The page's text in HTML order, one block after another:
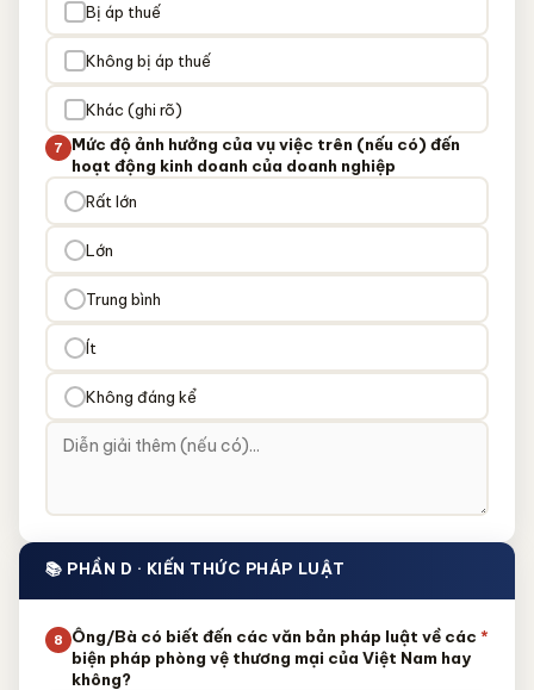
Bị áp thuế
Không bị áp thuế
Khác (ghi rõ)
7
Mức độ ảnh hưởng của vụ việc trên (nếu có) đến
hoạt động kinh doanh của doanh nghiệp
Rất lớn
Lớn
Trung bình
Ít
Không đáng kể
📚 PHẦN D · KIẾN THỨC PHÁP LUẬT
8
Ông/Bà có biết đến các văn bản pháp luật về các
biện pháp phòng vệ thương mại của Việt Nam hay
không?
*